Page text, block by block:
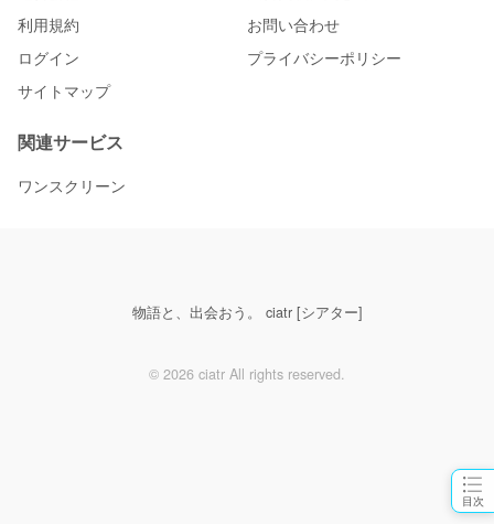
目次
利用規約
お問い合わせ
ログイン
プライバシーポリシー
サイトマップ
関連サービス
ワンスクリーン
物語と、出会おう。 ciatr [シアター]
© 2026 ciatr All rights reserved.